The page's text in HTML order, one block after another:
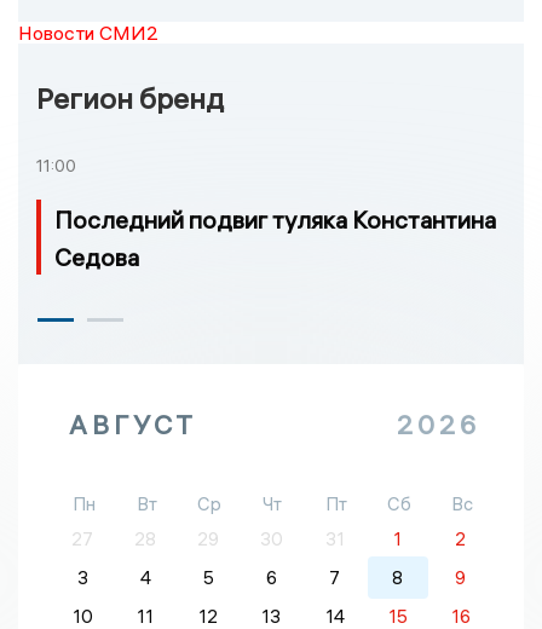
Новости СМИ2
Регион бренд
11:00
Последний подвиг туляка Константина
Седова
АВГУСТ 2026
Пн Вт Ср Чт Пт Сб
Вс
27
28 29 30 31 1
2
3
4 5 6 7 8
9
10
11 12 13 14 15
16